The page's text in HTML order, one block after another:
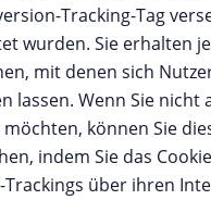
Tracking-Tag
wurden. Sie erhalten
mit denen sich
lassen. Wenn Sie nicht
können Sie
indem Sie das
Trackings über ihren